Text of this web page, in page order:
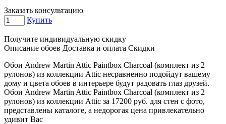
Заказать консультацию
Купить
Получите индивидуальную скидку
Описание обоев Доставка и оплата Скидки
Обои Andrew Martin Attic Paintbox Charcoal (комплект из 2
рулонов) из коллекции Attic несравненно подойдут вашему
дому и цвета обоев в интерьере будут радовать глаз друзей.
Обои Andrew Martin Attic Paintbox Charcoal (комплект из 2
рулонов) из коллекции Attic за 17200 руб. для стен с фото,
представлены каталоге, а недорогая цена привлекательно
удивит Вас